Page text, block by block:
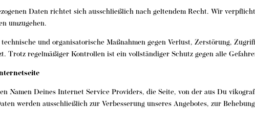
Daten richtet sich ausschließlich nach geltendem Recht. Wir
umzugehen.
und organisatorische Maßnahmen gegen Verlust, Zerstörung,
Trotz regelmäßiger Kontrollen ist ein vollständiger Schutz gegen alle
Namen Deines Internet Service Providers, die Seite, von der aus Du
werden ausschließlich zur Verbesserung unseres Angebotes, zur